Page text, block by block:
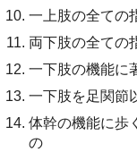
一上肢の全ての
両下肢の全ての
一下肢の機能に
一下肢を足関節
体幹の機能に歩
の